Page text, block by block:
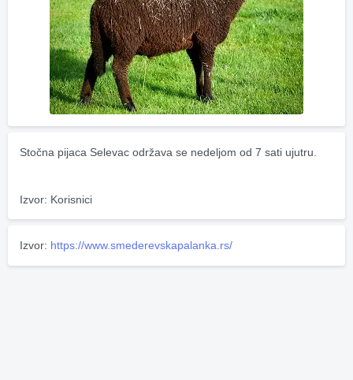
Stočna pijaca Selevac održava se nedeljom od 7 sati ujutru.
Izvor: Korisnici
Izvor: https://www.smederevskapalanka.rs/